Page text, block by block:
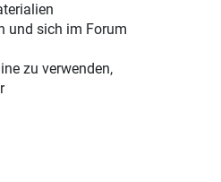
und sich im Forum
zu verwenden,